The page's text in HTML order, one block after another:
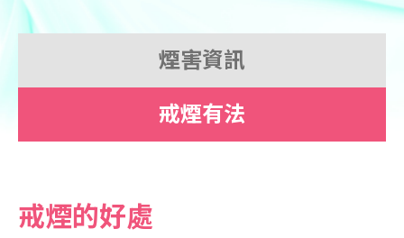
煙害資訊
戒煙有法
戒煙的好處